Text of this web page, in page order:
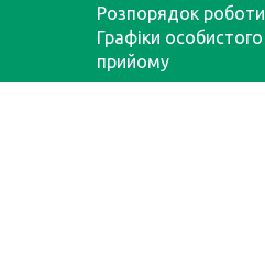
Розпорядок роботи
Графіки особистого
прийому